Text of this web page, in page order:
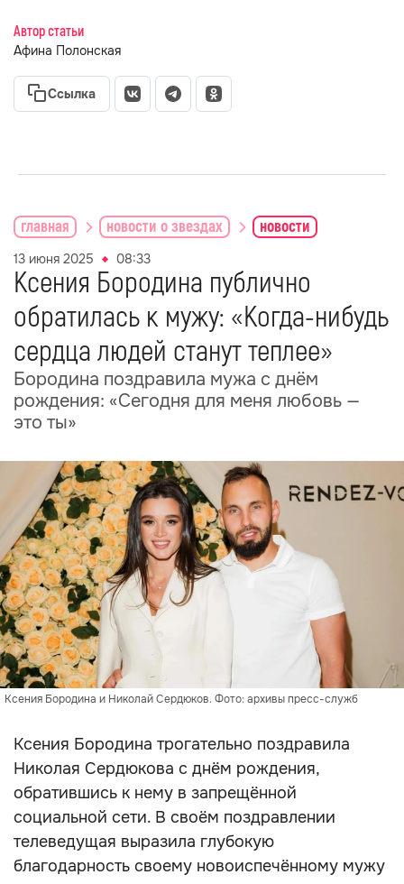
Автор статьи
Афина Полонская
Ссылка
главная новости о звездах новости
13 июня 2025 08:33
Ксения Бородина публично
обратилась к мужу: «Когда-нибудь
сердца людей станут теплее»
Бородина поздравила мужа с днём
рождения: «Сегодня для меня любовь —
это ты»
Ксения Бородина и Николай Сердюков. Фото: архивы пресс-служб
Ксения Бородина трогательно поздравила
Николая Сердюкова с днём рождения,
обратившись к нему в запрещённой
социальной сети. В своём поздравлении
телеведущая выразила глубокую
благодарность своему новоиспечённому мужу